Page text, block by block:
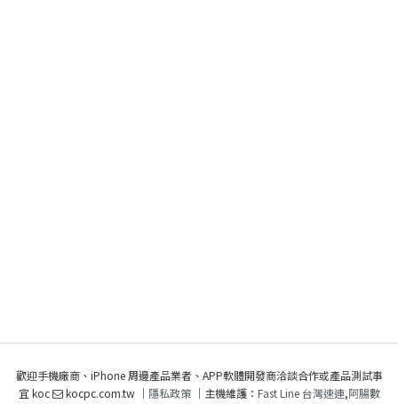
歡迎手機廠商、iPhone 周邊產品業者、APP軟體開發商洽談合作或產品測試事
宜 koc
kocpc.com.tw ｜ 隱私政策｜主機維護： Fast Line 台灣速連,阿腸數